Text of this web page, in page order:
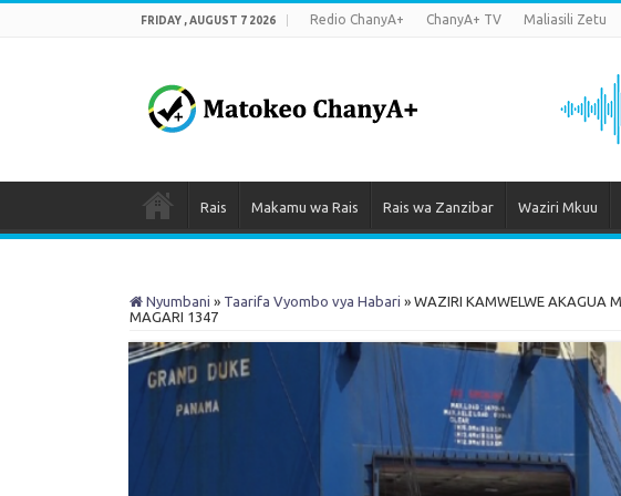
FRIDAY , AUGUST 7 2026 Redio ChanyA+ ChanyA+ TV Maliasili Zetu
Rais Makamu wa Rais Rais wa Zanzibar Waziri Mkuu
Nyumbani » Taarifa Vyombo vya Habari » WAZIRI KAMWELWE AKAGUA
MAGARI 1347